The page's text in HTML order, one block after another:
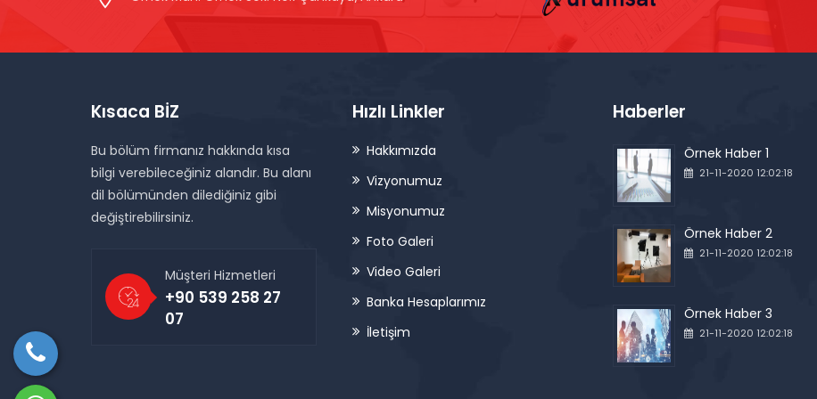
Kısaca BİZ
Bu bölüm firmanız hakkında kısa
bilgi verebileceğiniz alandır. Bu alanı
dil bölümünden dilediğiniz gibi
değiştirebilirsiniz.
Müşteri Hizmetleri
+90 539 258 27
07
Hızlı Linkler
Hakkımızda
Vizyonumuz
Misyonumuz
Foto Galeri
Video Galeri
Banka Hesaplarımız
İletişim
Haberler
Örnek Haber 1
21-11-2020 12:02:18
Örnek Haber 2
21-11-2020 12:02:18
Örnek Haber 3
21-11-2020 12:02:18